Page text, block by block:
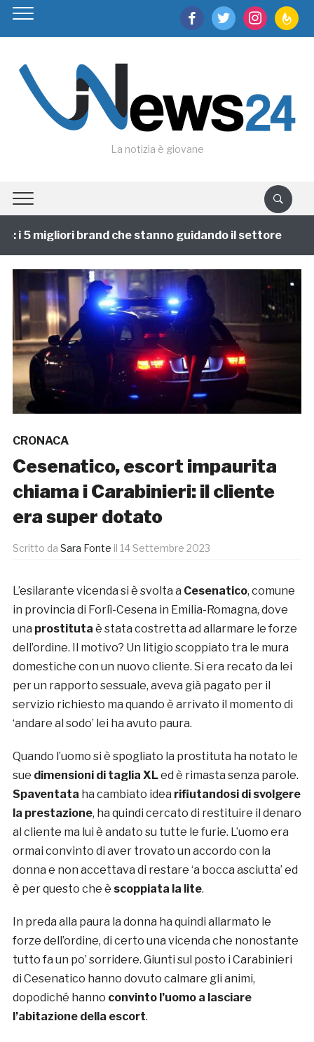
facebooktwitter instagram
La notizia è giovane
5 migliori brand che stanno guidando il settore
CRONACA
Cesenatico, escort impaurita
chiama i Carabinieri: il cliente
era super dotato
Scritto da Sara Fonte il 14 Settembre 2023
L’esilarante vicenda si è svolta a Cesenatico, comune
in provincia di Forlì-Cesena in Emilia-Romagna, dove
una prostituta è stata costretta ad allarmare le forze
dell’ordine. Il motivo? Un litigio scoppiato tra le mura
domestiche con un nuovo cliente. Si era recato da lei
per un rapporto sessuale, aveva già pagato per il
servizio richiesto ma quando è arrivato il momento di
‘andare al sodo’ lei ha avuto paura.
Quando l’uomo si è spogliato la prostituta ha notato le
sue dimensioni di taglia XLed è rimasta senza parole.
Spaventata ha cambiato idea rifiutandosi di svolgere
la prestazione, ha quindi cercato di restituire il denaro
al cliente ma lui è andato su tutte le furie. L’uomo era
ormai convinto di aver trovato un accordo con la
donna e non accettava di restare ‘a bocca asciutta’ ed
è per questo che è scoppiata la lite.
In preda alla paura la donna ha quindi allarmato le
forze dell’ordine, di certo una vicenda che nonostante
tutto fa un po’ sorridere. Giunti sul posto i Carabinieri
di Cesenatico hanno dovuto calmare gli animi,
dopodiché hanno convinto l’uomo a lasciare
l’abitazione della escort.